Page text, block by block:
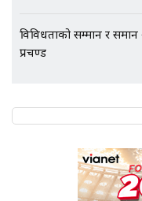
विविधताको सम्मान र समान
प्रचण्ड